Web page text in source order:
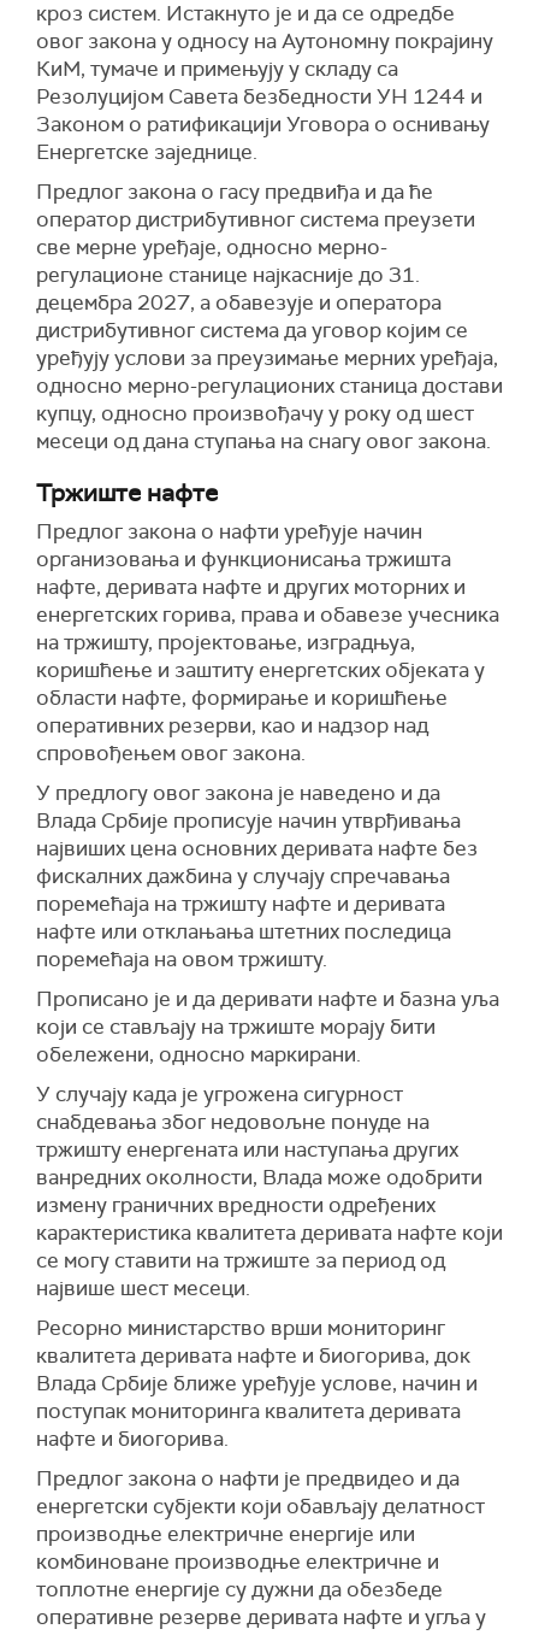
кроз систем. Истакнуто је и да се одредбе
овог закона у односу на Аутономну покрајину
КиМ, тумаче и примењују у складу са
Резолуцијом Савета безбедности УН 1244 и
Законом о ратификацији Уговора о оснивању
Енергетске заједнице.
Предлог закона о гасу предвиђа и да ће
оператор дистрибутивног система преузети
све мерне уређаје, односно мерно-
регулационе станице најкасније до 31.
децембра 2027, а обавезује и оператора
дистрибутивног система да уговор којим се
уређују услови за преузимање мерних уређаја,
односно мерно-регулационих станица достави
купцу, односно произвођачу у року од шест
месеци од дана ступања на снагу овог закона.
Тржиште нафте
Предлог закона о нафти уређује начин
организовања и функционисања тржишта
нафте, деривата нафте и других моторних и
енергетских горива, права и обавезе учесника
на тржишту, пројектовање, изградњуа,
коришћење и заштиту енергетских објеката у
области нафте, формирање и коришћење
оперативних резерви, као и надзор над
спровођењем овог закона.
У предлогу овог закона је наведено и да
Влада Србије прописује начин утврђивања
највиших цена основних деривата нафте без
фискалних дажбина у случају спречавања
поремећаја на тржишту нафте и деривата
нафте или отклањања штетних последица
поремећаја на овом тржишту.
Прописано је и да деривати нафте и базна уља
који се стављају на тржиште морају бити
обележени, односно маркирани.
У случају када је угрожена сигурност
снабдевања због недовољне понуде на
тржишту енергената или наступања других
ванредних околности, Влада може одобрити
измену граничних вредности одређених
карактеристика квалитета деривата нафте који
се могу ставити на тржиште за период од
највише шест месеци.
Ресорно министарство врши мониторинг
квалитета деривата нафте и биогорива, док
Влада Србије ближе уређује услове, начин и
поступак мониторинга квалитета деривата
нафте и биогорива.
Предлог закона о нафти је предвидео и да
енергетски субјекти који обављају делатност
производње електричне енергије или
комбиноване производње електричне и
топлотне енергије су дужни да обезбеде
оперативне резерве деривата нафте и угља у